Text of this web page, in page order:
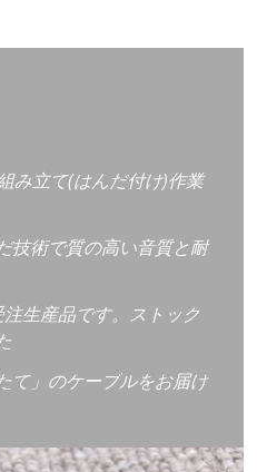
み立て(はんだ付け)作業
技術で質の高い音質と耐
生産品です。ストック
て」のケーブルをお届け